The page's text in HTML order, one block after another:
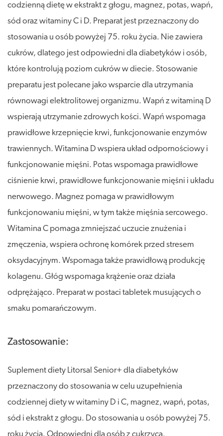
codzienną dietę w ekstrakt z głogu, magnez, potas, wapń,
sód oraz witaminy C i D. Preparat jest przeznaczony do
stosowania u osób powyżej 75. roku życia. Nie zawiera
cukrów, dlatego jest odpowiedni dla diabetyków i osób,
które kontrolują poziom cukrów w diecie. Stosowanie
preparatu jest polecane jako wsparcie dla utrzymania
równowagi elektrolitowej organizmu. Wapń z witaminą D
wspierają utrzymanie zdrowych kości. Wapń wspomaga
prawidłowe krzepnięcie krwi, funkcjonowanie enzymów
trawiennych. Witamina D wspiera układ odpornościowy i
funkcjonowanie mięśni. Potas wspomaga prawidłowe
ciśnienie krwi, prawidłowe funkcjonowanie mięśni i układu
nerwowego. Magnez pomaga w prawidłowym
funkcjonowaniu mięśni, w tym także mięśnia sercowego.
Witamina C pomaga zmniejszać uczucie znużenia i
zmęczenia, wspiera ochronę komórek przed stresem
oksydacyjnym. Wspomaga także prawidłową produkcję
kolagenu. Głóg wspomaga krążenie oraz działa
odprężająco. Preparat w postaci tabletek musujących o
smaku pomarańczowym.
Zastosowanie:
Suplement diety Litorsal Senior+ dla diabetyków
przeznaczony do stosowania w celu uzupełnienia
codziennej diety w witaminy D i C, magnez, wapń, potas,
sód i ekstrakt z głogu. Do stosowania u osób powyżej 75.
roku życia. Odpowiedni dla osób z cukrzycą.